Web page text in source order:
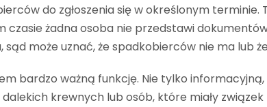
do zgłoszenia się w określonym terminie.
czasie żadna osoba nie przedstawi
sąd może uznać, że spadkobierców nie ma lub
bardzo ważną funkcję. Nie tylko
krewnych lub osób, które miały związek